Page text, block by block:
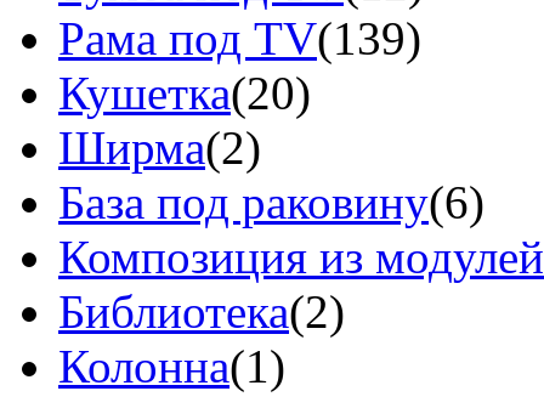
Рама под TV(139)
Кушетка(20)
Ширма(2)
База под раковину(6)
Композиция из модулей
Библиотека(2)
Колонна(1)